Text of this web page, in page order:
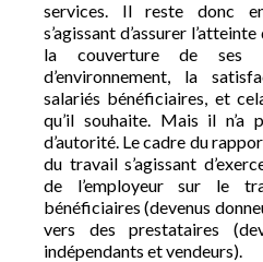
services. Il reste donc
s’agissant d’assurer
la couverture de ses
d’environnement, la
salariés bénéficiaires, et
qu’il souhaite. Mais il n’a
d’autorité. Le cadre du
du travail s’agissant
de l’employeur sur le
bénéficiaires (devenus
vers des prestataires
indépendants et vendeurs).